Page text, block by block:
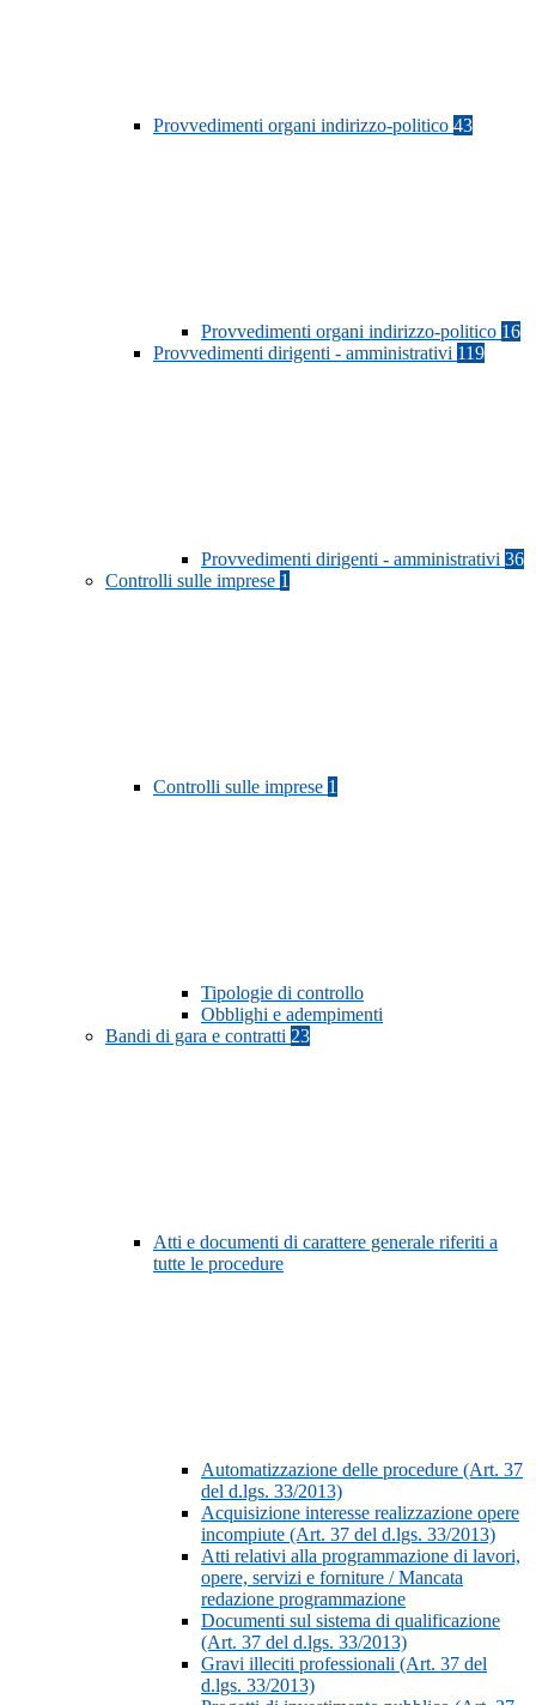
Provvedimenti organi indirizzo-politico 43
Provvedimenti organi indirizzo-politico 16
Provvedimenti dirigenti - amministrativi 119
Provvedimenti dirigenti - amministrativi 36
Controlli sulle imprese 1
Controlli sulle imprese 1
Tipologie di controllo
Obblighi e adempimenti
Bandi di gara e contratti 23
Atti e documenti di carattere generale riferiti a
tutte le procedure
Automatizzazione delle procedure (Art. 37
del d.lgs. 33/2013)
Acquisizione interesse realizzazione opere
incompiute (Art. 37 del d.lgs. 33/2013)
Atti relativi alla programmazione di lavori,
opere, servizi e forniture / Mancata
redazione programmazione
Documenti sul sistema di qualificazione
(Art. 37 del d.lgs. 33/2013)
Gravi illeciti professionali (Art. 37 del
d.lgs. 33/2013)